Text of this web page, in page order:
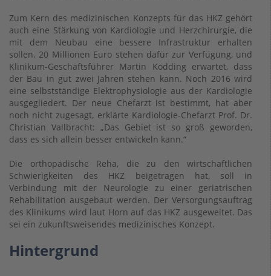
Zum Kern des medizinischen Konzepts für das HKZ gehört
auch eine Stärkung von Kardiologie und Herzchirurgie, die
mit dem Neubau eine bessere Infrastruktur erhalten
sollen. 20 Millionen Euro stehen dafür zur Verfügung, und
Klinikum-Geschäftsführer Martin Ködding erwartet, dass
der Bau in gut zwei Jahren stehen kann. Noch 2016 wird
eine selbstständige Elektrophysiologie aus der Kardiologie
ausgegliedert. Der neue Chefarzt ist bestimmt, hat aber
noch nicht zugesagt, erklärte Kardiologie-Chefarzt Prof. Dr.
Christian Vallbracht: „Das Gebiet ist so groß geworden,
dass es sich allein besser entwickeln kann.“
Die orthopädische Reha, die zu den wirtschaftlichen
Schwierigkeiten des HKZ beigetragen hat, soll in
Verbindung mit der Neurologie zu einer geriatrischen
Rehabilitation ausgebaut werden. Der Versorgungsauftrag
des Klinikums wird laut Horn auf das HKZ ausgeweitet. Das
sei ein zukunftsweisendes medizinisches Konzept.
Hintergrund